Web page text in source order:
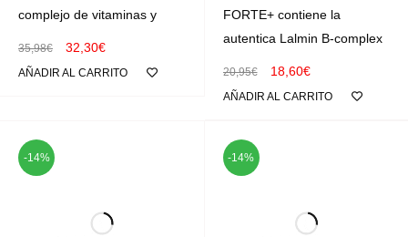
complejo de vitaminas y
35,98€ 32,30€
AÑADIR AL CARRITO
FORTE+ contiene la
autentica Lalmin B-complex
20,95€ 18,60€
AÑADIR AL CARRITO
-14% -14%